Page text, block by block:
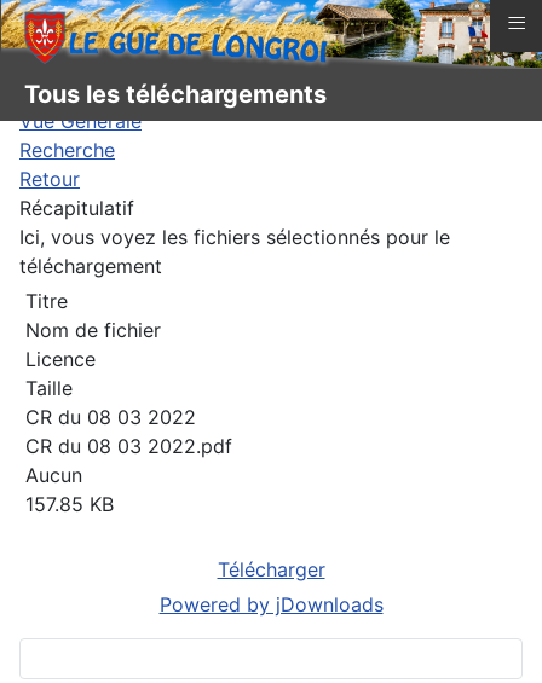
Vue Générale
Recherche
Retour
Récapitulatif
Ici, vous voyez les fichiers sélectionnés pour le
téléchargement
Titre
Nom de fichier
Licence
Taille
CR du 08 03 2022
CR du 08 03 2022.pdf
Aucun
157.85 KB
Télécharger
Powered by jDownloads
Tous les téléchargements
≡